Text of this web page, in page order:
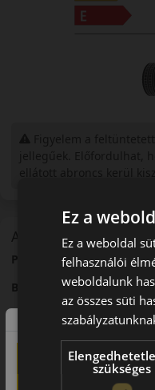
A mintázat
Pirelli P Zero PZ5 – Új
Bevezető
A Pirelli P Zero PZ5 a P
amelyet nagy
Futófelület és tapadás
Ez a
Ez a weboldal
felhasználói
weboldalunk
az összes süti
szükséges